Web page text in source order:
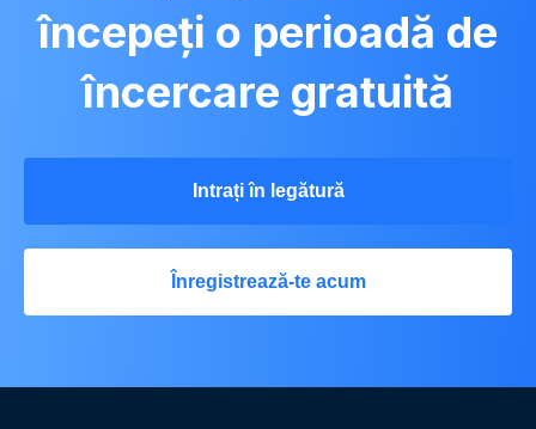
începeți o perioadă de
încercare gratuită
Intrați în legătură
Înregistrează-te acum